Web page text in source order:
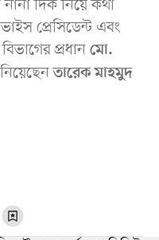
দিক নিয়ে কথা
প্রেসিডেন্ট এবং
প্রধান মো.
তারেক মাহমুদ